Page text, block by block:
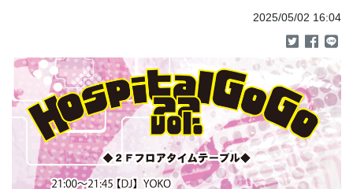
2025/05/02 16:04